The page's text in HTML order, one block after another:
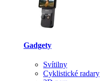
Gadgety
Svítilny
Cyklistické radary